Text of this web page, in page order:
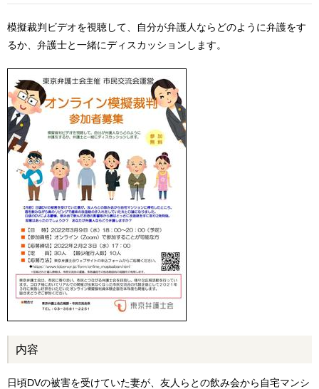
模擬裁判ビデオを視聴して、自分が弁護人ならどのように弁護をす
るか、弁護士と一緒にディスカッションします。
内容
日頃DVの被害を受けていた妻が、友人らとの飲み会から自宅マンシ